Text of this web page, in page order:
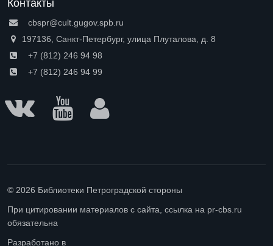
Контакты
cbspr@cult.gugov.spb.ru
197136, Санкт-Петербург, улица Плуталова, д. 8
+7 (812) 246 94 98
+7 (812) 246 94 99
© 2026 Библиотеки Петроградской стороны
При цитировании материалов с сайта, ссылка на pr-cbs.ru
обязательна
Разработано в